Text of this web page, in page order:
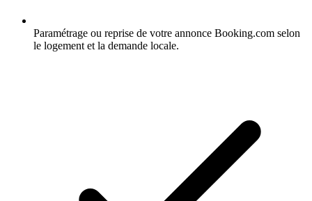
Paramétrage ou reprise de votre annonce Booking.com selon
le logement et la demande locale.